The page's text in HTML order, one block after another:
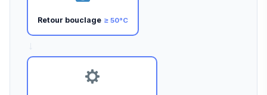
Retour bouclage ≥ 50°C